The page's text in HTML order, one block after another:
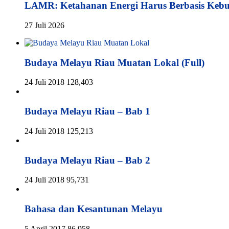
LAMR: Ketahanan Energi Harus Berbasis
27 Juli 2026
Budaya Melayu Riau Muatan Lokal (Full)
24 Juli 2018 128,403
Budaya Melayu Riau – Bab 1
24 Juli 2018 125,213
Budaya Melayu Riau – Bab 2
24 Juli 2018 95,731
Bahasa dan Kesantunan Melayu